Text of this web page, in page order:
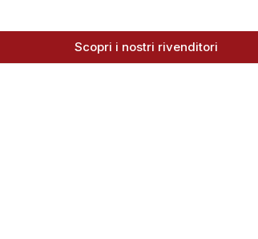
Scopri i nostri rivenditori